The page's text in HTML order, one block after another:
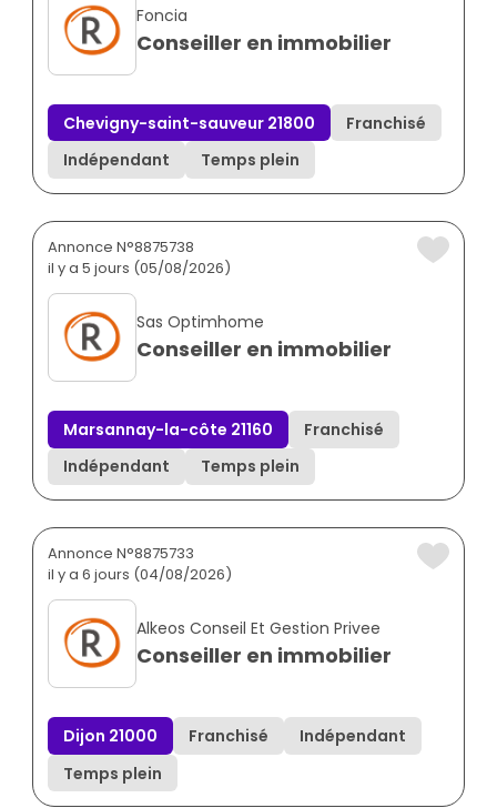
Foncia
Conseiller en immobilier
Chevigny-saint-sauveur 21800
Franchisé
Indépendant
Temps plein
Annonce N°8875738
il y a 5 jours (05/08/2026)
Sas Optimhome
Conseiller en immobilier
Marsannay-la-côte 21160
Franchisé
Indépendant
Temps plein
Annonce N°8875733
il y a 6 jours (04/08/2026)
Alkeos Conseil Et Gestion Privee
Conseiller en immobilier
Dijon 21000 Franchisé
Indépendant
Temps plein